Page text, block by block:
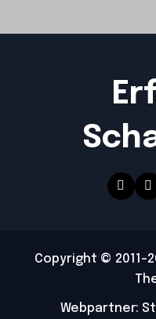
Copyright © 2011-
Webpartner: